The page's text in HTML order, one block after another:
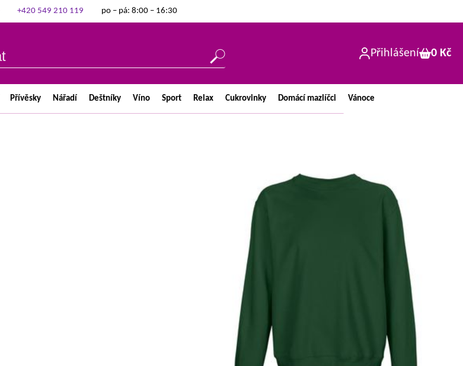
+420 549 210 119 po – pá: 8:00 – 16:30
Přihlášení 0 Kč
Přívěsky Nářadí Deštníky Víno Sport Relax Cukrovinky Domácí mazlíčci Vánoce